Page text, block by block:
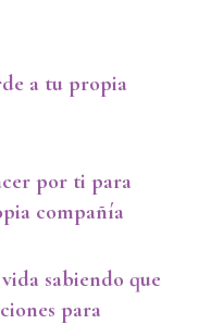
a tu propia
por ti para
compañía
sabiendo que
para